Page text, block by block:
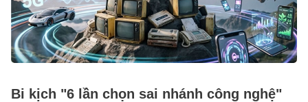
Bi kịch "6 lần chọn sai nhánh công nghệ"